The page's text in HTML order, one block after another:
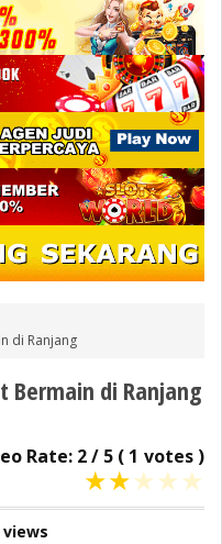
di Ranjang
Bermain di Ranjang
Rate: 2/ 5 ( 1 votes )
★★★★★
views